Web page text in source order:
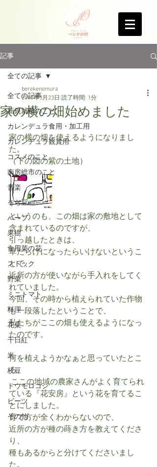
記事
全ての記事
新規就農のこと
カレンデュラ食用・加工用
カレンデュラ観賞用
コスメのこと
南房総市のこと
音楽
そら豆
ハーブ
果樹
食用菜の花
ストック
野菜
ミニトマト
料理
花粟
千日紅
米
枝豆
トウモロコシ
ビーツ
その他
全ての記事
家の横の畑始めました
berekenomura
2017年3月23日 読了時間: 1分
家の横の畑を使えるようになりまし
た。
（下の図の紫の土地）
というのも、この畑は家の敷地として
含まれているのですが、
引っ越したときは、
草だらけになったらいけないというこ
とで、
近所の方が使いながら手入れをしてく
れていました。
今回、その時から植えられていた作物
も一段落したということで、
私たちがここの畑も使えるようになっ
たのです。
何を植えようかなぁと思っていたとこ
ろ、
ここの地域の農家さんがよく育てられ
ている『花安房』という花を育てるこ
とにしました。
育て方が全くわからないので、
近所の方が種の蒔き方を教えてくださ
り、
種もあるからと分けてくださいまし
た。